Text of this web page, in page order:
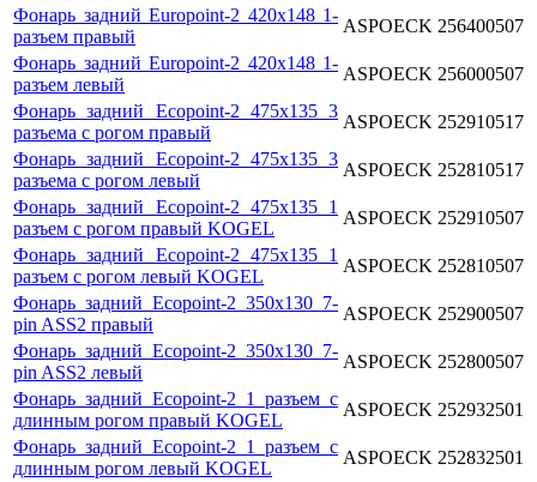
Фонарь задний Europoint-2 420x148 1-
разъем правый
ASPOECK 256400507
Фонарь задний Europoint-2 420x148 1-
разъем левый
ASPOECK 256000507
Фонарь задний Ecopoint-2 475x135 3
разъема с рогом правый
ASPOECK 252910517
Фонарь задний Ecopoint-2 475x135 3
разъема с рогом левый
ASPOECK 252810517
Фонарь задний Ecopoint-2 475x135 1
разъем с рогом правый KOGEL
ASPOECK 252910507
Фонарь задний Ecopoint-2 475x135 1
разъем с рогом левый KOGEL
ASPOECK 252810507
Фонарь задний Ecopoint-2 350x130 7-
pin ASS2 правый
ASPOECK 252900507
Фонарь задний Ecopoint-2 350x130 7-
pin ASS2 левый
ASPOECK 252800507
Фонарь задний Ecopoint-2 1 разъем с
длинным рогом правый KOGEL
ASPOECK 252932501
Фонарь задний Ecopoint-2 1 разъем с
длинным рогом левый KOGEL
ASPOECK 252832501